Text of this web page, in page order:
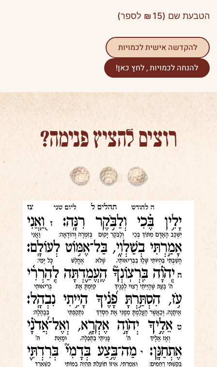
הטבעת שם ( ₪ 15 לספר)
להקדשה אישית לכמויות
להנחה לכמויות , לחץ כאן!
רוצים להציץ פנימה?